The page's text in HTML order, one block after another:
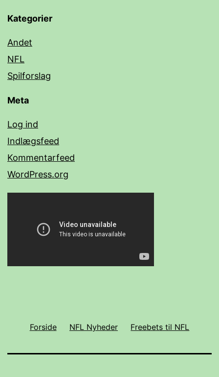
Kategorier
Andet
NFL
Spilforslag
Meta
Log ind
Indlægsfeed
Kommentarfeed
WordPress.org
Forside NFL Nyheder Freebets til NFL